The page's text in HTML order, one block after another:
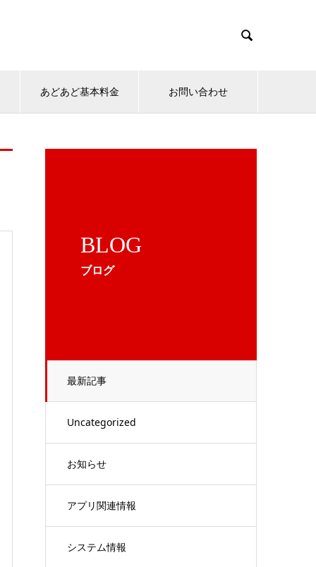

あどあど基本料金 お問い合わせ
BLOG
ブログ
最新記事
Uncategorized
お知らせ
アプリ関連情報
システム情報